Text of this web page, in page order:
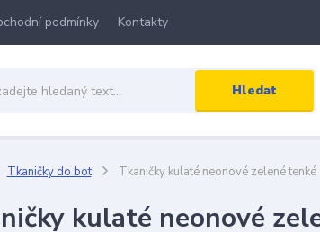
podmínky Kontakty
Hledat
Tkaničky do bot Tkaničky kulaté neonové zelené tenké
kulaté neonové